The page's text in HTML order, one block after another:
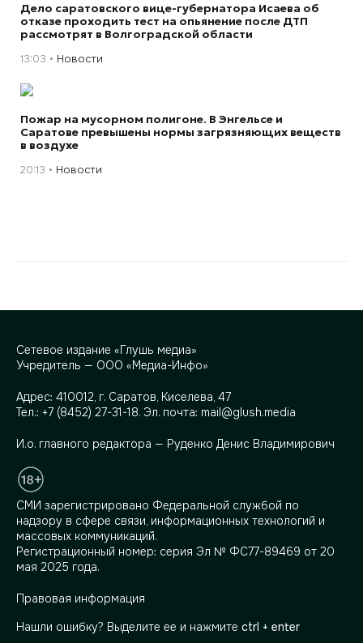
Дело саратовского вице-губернатора Исаева об
отказе проходить тест на опьянение после ДТП
рассмотрят в Волгоградской области
13:03 Новости
Пожар на мусорном полигоне. В Энгельсе и
Саратове превышены нормы загрязняющих веществ
в воздухе
20:13 Новости
Сетевое издание «Глушь медиа»
Учредитель — ООО «Медиа-Инфо»
Адрес: 410012, г. Саратов, Киселева, 47
Тел.: +7 (8452) 27-31-18. Эл. почта: mail@glush.media
И.о. главного редактора — Руденко Денис Владимирович
СМИ зарегистрировано Федеральной службой по
надзору в сфере связи, информационных технологий и
массовых коммуникаций.
Регистрационный номер: серия Эл № ФС77-89469 от 20
мая 2025 года.
Правовая информация
Нашли ошибку? Выделите ее и нажмите ctrl + enter